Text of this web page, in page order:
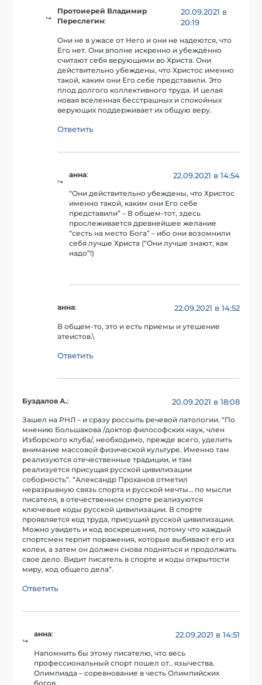
Протоиерей Владимир
Переслегин:
20.09.2021 в
20:19
Они не в ужасе от Него и они не надеются, что
Его нет. Они вполне искренно и убеждённо
считают себя верующими во Христа. Они
действительно убеждены, что Христос именно
такой, каким они Его себе представили. Это
плод долгого коллективного труда. И целая
новая вселенная бесстрашных и спокойных
верующих поддерживает их общую веру.
Ответить
анна: 22.09.2021 в 14:54
“Они действительно убеждены, что Христос
именно такой, каким они Его себе
представили” – В общем-тот, здесь
прослеживается древнейшее желание
“сесть на место Бога” – ибо они возомнили
себя лучше Христа (“Они лучше знают, как
надо”!)
анна: 22.09.2021 в 14:52
В общем-то, это и есть приемы и утешение
атеистов.\
Ответить
Буздалов А.: 20.09.2021 в 18:08
Зашел на РНЛ – и сразу россыпь речевой патологии. “По
мнению Большакова /доктор философских наук, член
Изборского клуба/, необходимо, прежде всего, уделить
внимание массовой физической культуре. Именно там
реализуются отечественные традиции, и там
реализуется присущая русской цивилизации
соборность”. “Александр Проханов отметил
неразрывную связь спорта и русской мечты… по мысли
писателя, в отечественном спорте реализуются
ключевые коды русской цивилизации. В спорте
проявляется код труда, присущий русской цивилизации.
Можно увидеть и код воскрешения, потому что каждый
спортсмен терпит поражения, которые выбивают его из
колеи, а затем он должен снова подняться и продолжать
свое дело. Видит писатель в спорте и коды открытости
миру, код общего дела”.
Ответить
анна: 22.09.2021 в 14:51
Напомнить бы этому писателю, что весь
профессиональный спорт пошел от.. язычества.
Олимпиада – соревнование в честь Олимпийских
богов.